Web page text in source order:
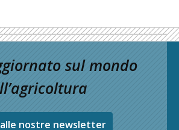
sul mondo
nostre newsletter